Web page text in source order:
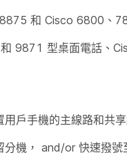
和 Cisco 6800、
9871 型桌面電話、
戶手機的主線路和共享
機， and/or 快速撥號